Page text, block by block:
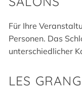
Für Ihre
Personen. Das
unterschiedlicher
LES